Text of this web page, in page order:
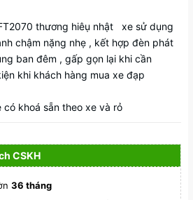
thương hiêụ nhật xe sử dụng
chậm nặng nhẹ , kết hợp đèn phát
ban đêm , gấp gọn lại khi cần
khi khách hàng mua xe đạp
có khoá sẵn theo xe và rỏ
CSKH
36 tháng